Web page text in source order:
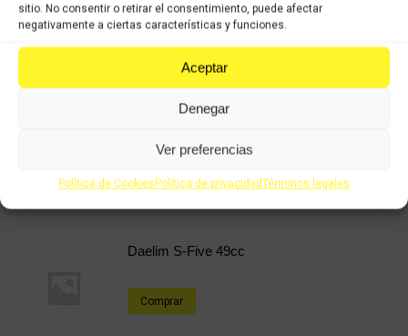
sitio. No consentir o retirar el consentimiento, puede afectar
negativamente a ciertas características y funciones.
Aceptar
Denegar
Ver preferencias
Política de CookiesPolítica de privacidadTérminos legales
on
on
on
on
Productos relacionados
Comprar
Daelim S-Five 49cc
Comprar